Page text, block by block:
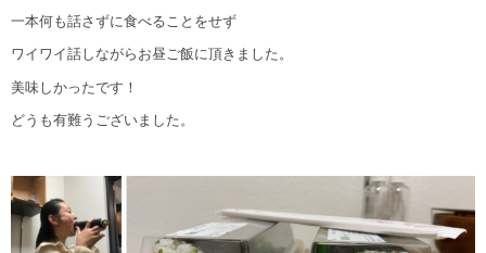
一本何も話さずに食べることをせず
ワイワイ話しながらお昼ご飯に頂きました。
美味しかったです！
どうも有難うございました。